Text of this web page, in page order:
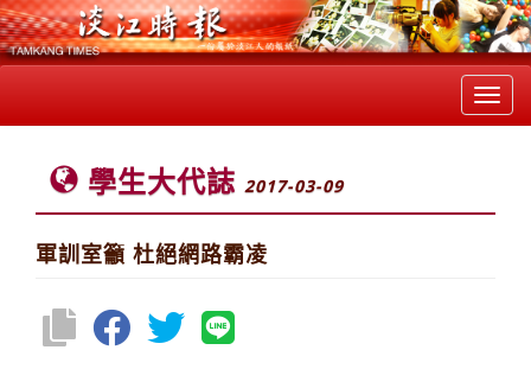
學生大代誌 2017-03-09
軍訓室籲 杜絕網路霸凌